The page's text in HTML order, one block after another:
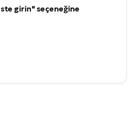
girin" seçeneğine